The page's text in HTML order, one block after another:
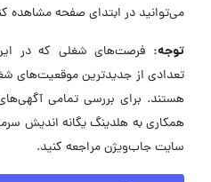
می‌توانید در ابتدای صفحه مشاهده
توجه: فرصت‌های شغلی که در
تعدادی از جدیدترین موقعیت‌های
هستند. برای بررسی تمامی
همکاری به هلدینگ یگانه اندیش
سایت جاب‌ویژن مراجعه کنید.